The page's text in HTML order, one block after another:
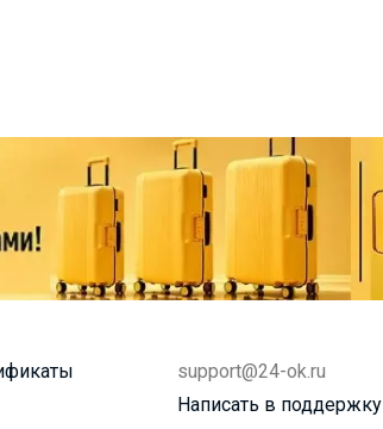
support@24-ok.ru
Написать в поддержку